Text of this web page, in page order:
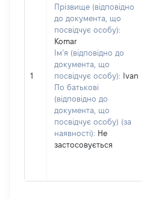
1
Прізвище (відповідно
до документа, що
посвідчує особу):
Komar
Ім’я (відповідно до
документа, що
посвідчує особу):
Ivan
По батькові
(відповідно до
документа, що
посвідчує особу) (за
наявності): Не
застосовується